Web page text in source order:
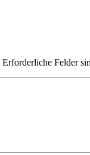
Erforderliche Felder